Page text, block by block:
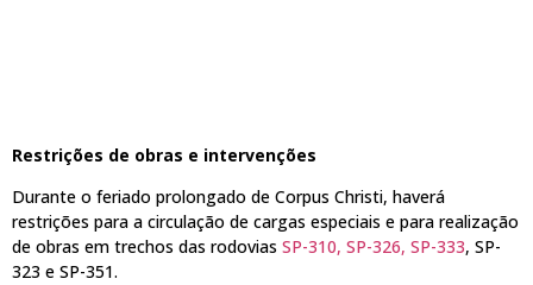
Restrições de obras e intervenções
Durante o feriado prolongado de Corpus Christi, haverá
restrições para a circulação de cargas especiais e para realização
de obras em trechos das rodovias SP-310, SP-326, SP-333, SP-
323 e SP-351.